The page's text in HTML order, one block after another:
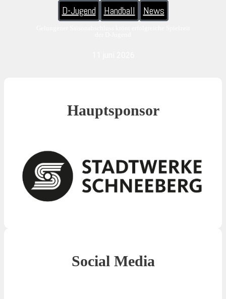
D-Jugend Handball News
Hauptsponsor
Social Media